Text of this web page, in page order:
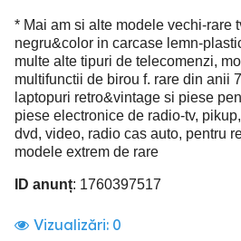
* Mai am si alte modele vechi-rare
negru&color in carcase lemn-
multe alte tipuri de telecomenzi,
multifunctii de birou f. rare din anii
laptopuri retro&vintage si piese
piese electronice de radio-tv,
dvd, video, radio cas auto, pentru
modele extrem de rare
ID anunț: 1760397517
Vizualizări: 0